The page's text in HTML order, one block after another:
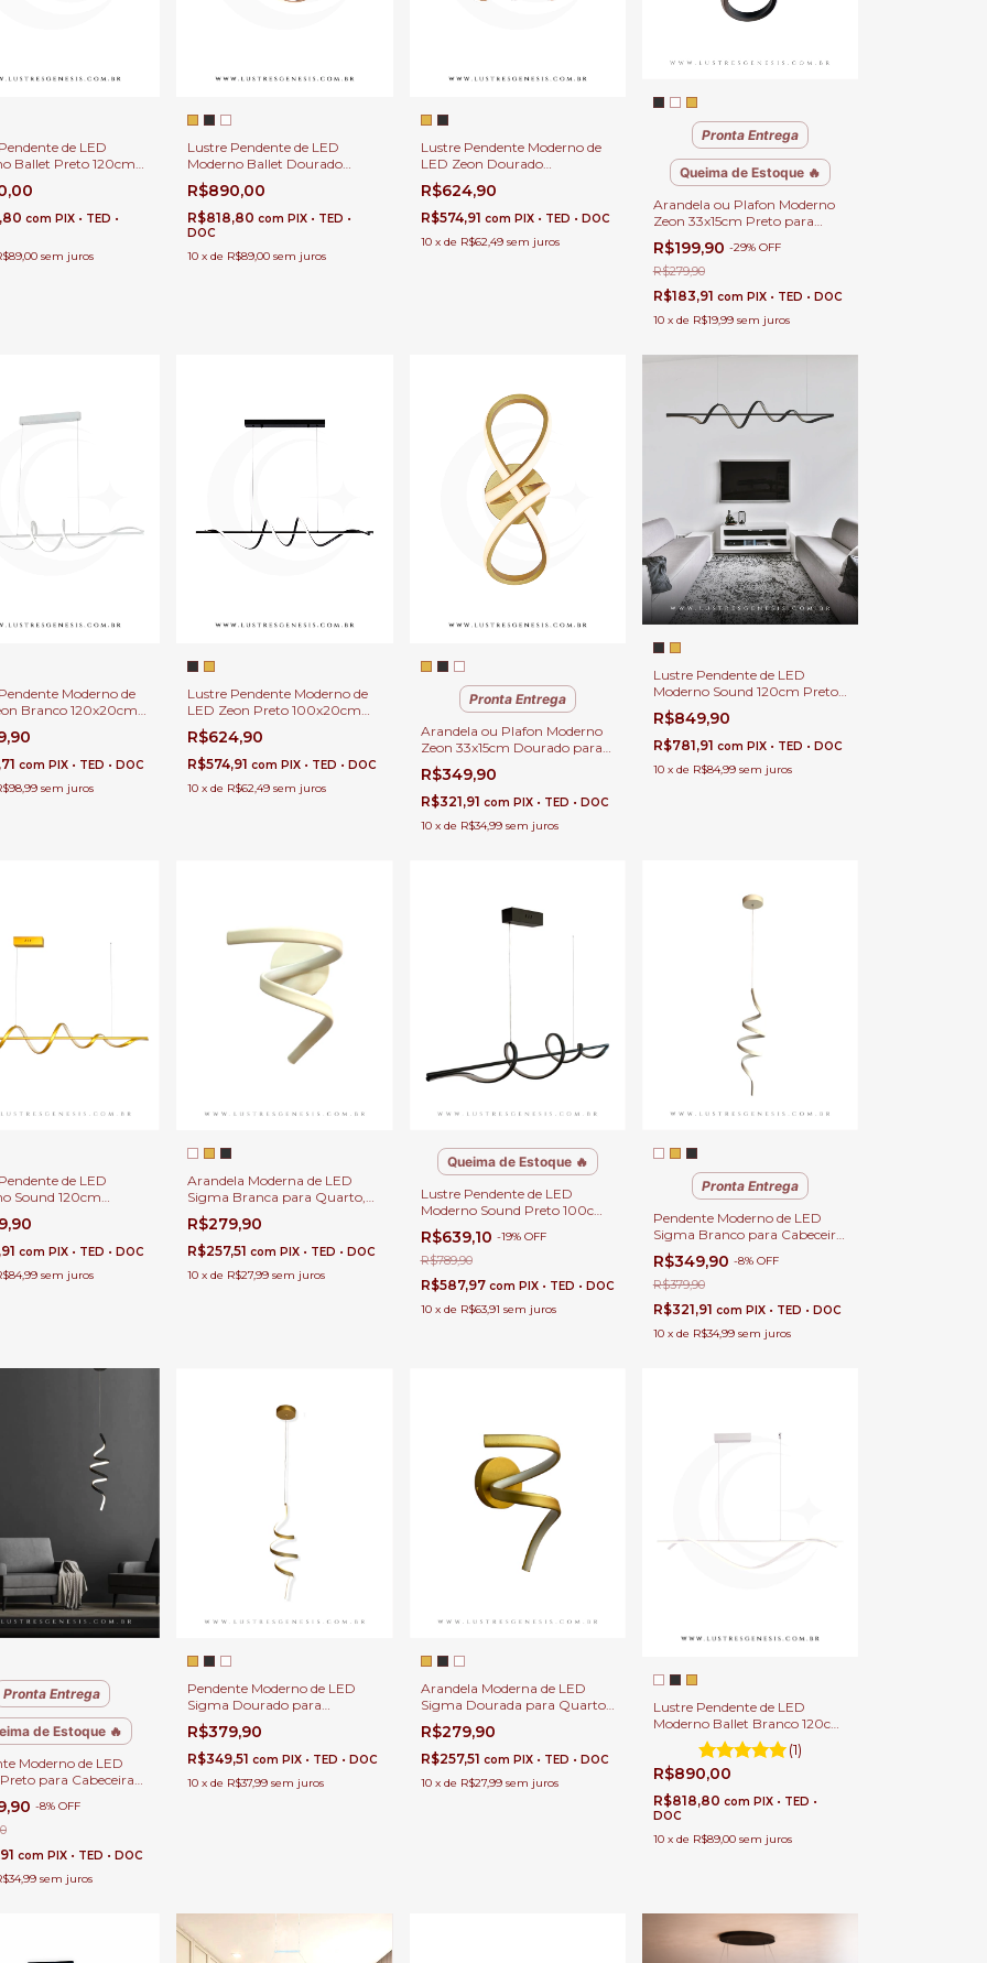
de LED
Ballet Preto 120cm
de Jantar, Quartos,
e Escritórios
com PIX • TED •
sem juros
Lustre Pendente de LED
Moderno Ballet Dourado
120cm para Sala de Jantar,
Quartos, Sala de Estar e
Escritórios
R$890,00
R$818,80com PIX • TED •
DOC
10 xde R$89,00 sem juros
Lustre Pendente Moderno de
LED Zeon Dourado
100x20cm para Sala de
Jantar, Quartos e Sala de
Estar e Apartamento
R$624,90
R$574,91 com PIX • TED • DOC
10 x de R$62,49 sem juros
Pronta Entrega
Queima de Estoque 🔥
Arandela ou Plafon Moderno
Zeon 33x15cm Preto para
Quarto, Corredor, Cabeceira
de Cama, Lavabo e Quarto
Infantil
R$199,90 -29% OFF
R$279,90
R$183,91 com PIX • TED • DOC
10 x de R$19,99 sem juros
Moderno de
Branco 120x20cm
de Jantar, Quartos e
Estar e Apartamento
com PIX • TED • DOC
sem juros
Lustre Pendente Moderno de
LED Zeon Preto 100x20cm
para Sala de Jantar, Quartos e
Sala de Estar e Apartamento
R$624,90
R$574,91com PIX • TED • DOC
10 xde R$62,49 sem juros
Pronta Entrega
Arandela ou Plafon Moderno
Zeon 33x15cm Dourado para
Quarto, Corredor, Cabeceira
de Cama, Lavabo e Quarto
Infantil
R$349,90
R$321,91 com PIX • TED • DOC
10 x de R$34,99 sem juros
Lustre Pendente de LED
Moderno Sound 120cm Preto
para Sala de Jantar, Quartos,
Sala de Estar e Escritórios
R$849,90
R$781,91 com PIX • TED • DOC
10 x de R$84,99 sem juros
de LED
Sound 120cm
para Sala de Jantar,
Sala de Estar e
com PIX • TED • DOC
sem juros
Arandela Moderna de LED
Sigma Branca para Quarto,
Cabeceira de Cama, Lavabo e
Quarto Infantil
R$279,90
R$257,51com PIX • TED • DOC
10 xde R$27,99 sem juros
Queima de Estoque 🔥
Lustre Pendente de LED
Moderno Sound Preto 100cm
para Sala de Jantar, Quartos,
Sala de Estar e Escritórios
R$639,10 -19% OFF
R$789,90
R$587,97 com PIX • TED • DOC
10 x de R$63,91 sem juros
Pronta Entrega
Pendente Moderno de LED
Sigma Branco para Cabeceira
de Cama, Balcão de Cozinha,
Quartos e Lavabo
R$349,90 -8% OFF
R$379,90
R$321,91 com PIX • TED • DOC
10 x de R$34,99 sem juros
Pronta Entrega
de Estoque 🔥
Moderno de LED
para Cabeceira
Balcão de Cozinha,
e Lavabo
-8% OFF
com PIX • TED • DOC
sem juros
Pendente Moderno de LED
Sigma Dourado para
Cabeceira de Cama, Balcão de
Cozinha, Quartos e Lavabo
R$379,90
R$349,51com PIX • TED • DOC
10 xde R$37,99 sem juros
Arandela Moderna de LED
Sigma Dourada para Quarto,
Cabeceira de Cama, Lavabo e
Quarto Infantil
R$279,90
R$257,51 com PIX • TED • DOC
10 x de R$27,99 sem juros
Lustre Pendente de LED
Moderno Ballet Branco 120cm
para Sala de Jantar, Quartos,
Sala de Estar e Escritórios
(1)
R$890,00
R$818,80 com PIX • TED •
DOC
10 x de R$89,00 sem juros